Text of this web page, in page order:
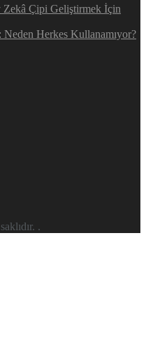
Zekâ Çipi Geliştirmek İçin
Neden Herkes Kullanamıyor?
.